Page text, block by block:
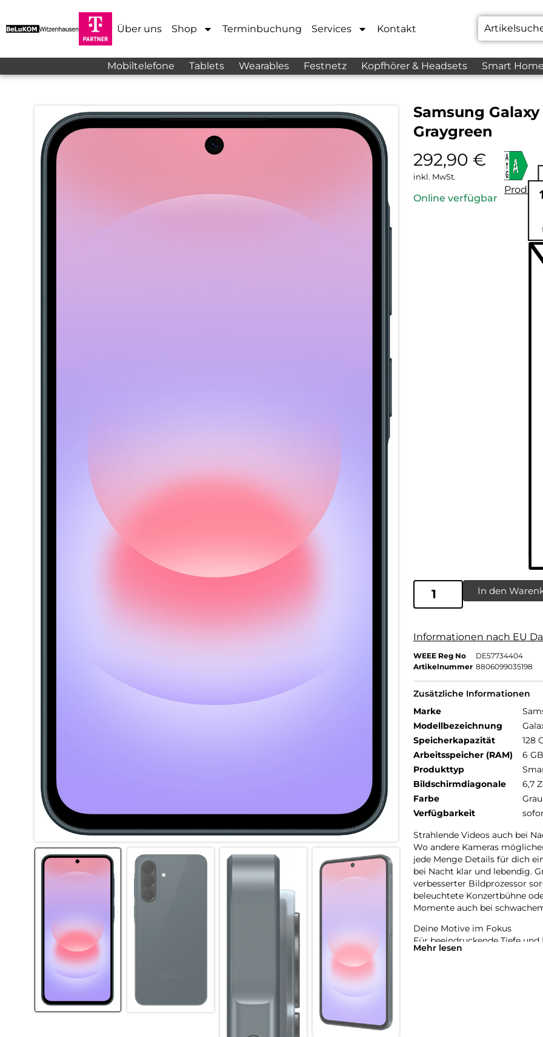
Über uns Shop Terminbuchung Services Kontakt
Mobiltelefone Tablets Wearables Festnetz Kopfhörer & Headsets Smart Home
Samsung Galaxy
Graygreen
292,90 €
inkl. MwSt.
Online verfügbar
In den
Informationen nach EU
WEEE Reg No
DE57734404
Artikelnummer 8806099035198
Zusätzliche Informationen
Marke
Modellbezeichnung
Speicherkapazität
128
Arbeitsspeicher (RAM)
6 GB
Produkttyp
Bildschirmdiagonale
6,7
Farbe
Grau
Verfügbarkeit
Strahlende Videos auch bei
Wo andere Kameras
jede Menge Details für dich
bei Nacht klar und lebendig.
verbesserter Bildprozessor
beleuchtete Konzertbühne
Momente auch bei
Deine Motive im Fokus
Für beeindruckende Tiefe
Er analysiert die Szene und
Mehr lesen